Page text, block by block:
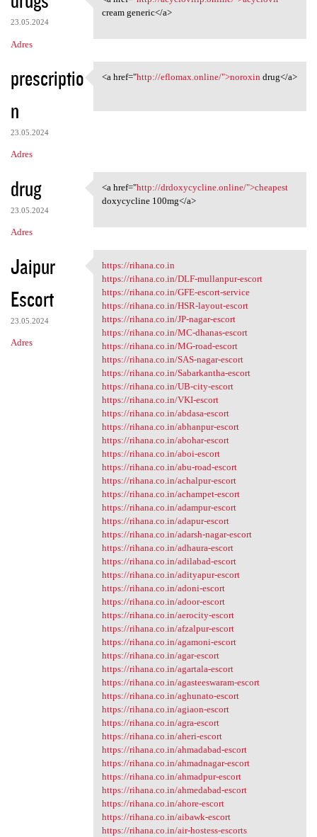
23.05.2024
Adres
<a href="http://acyclovirlp
cream generic</a>
prescriptio
n
23.05.2024
Adres
<a href="http://eflomax
<a href="http://eflomax.online/">noroxin drug</a>
drug
23.05.2024
Adres
<a href="http://drdoxycycline
<a href="http://drdoxycycline.online/">cheapest
doxycycline 100mg</a>
Jaipur
Escort
23.05.2024
Adres
https://rihana.co.in
https://rihana.co.in
https://rihana.co.in/DLF-mullanpur-escort
https://rihana.co.in/GFE-escort-service
https://rihana.co.in/HSR-layout-escort
https://rihana.co.in/JP-nagar-escort
https://rihana.co.in/MC-dhanas-escort
https://rihana.co.in/MG-road-escort
https://rihana.co.in/SAS-nagar-escort
https://rihana.co.in/Sabarkantha-escort
https://rihana.co.in/UB-city-escort
https://rihana.co.in/VKI-escort
https://rihana.co.in/abdasa-escort
https://rihana.co.in/abhanpur-escort
https://rihana.co.in/abohar-escort
https://rihana.co.in/aboi-escort
https://rihana.co.in/abu-road-escort
https://rihana.co.in/achalpur-escort
https://rihana.co.in/achampet-escort
https://rihana.co.in/adampur-escort
https://rihana.co.in/adapur-escort
https://rihana.co.in/adarsh-nagar-escort
https://rihana.co.in/adhaura-escort
https://rihana.co.in/adilabad-escort
https://rihana.co.in/adityapur-escort
https://rihana.co.in/adoni-escort
https://rihana.co.in/adoor-escort
https://rihana.co.in/aerocity-escort
https://rihana.co.in/afzalpur-escort
https://rihana.co.in/agamoni-escort
https://rihana.co.in/agar-escort
https://rihana.co.in/agartala-escort
https://rihana.co.in/agasteeswaram-escort
https://rihana.co.in/aghunato-escort
https://rihana.co.in/agiaon-escort
https://rihana.co.in/agra-escort
https://rihana.co.in/aheri-escort
https://rihana.co.in/ahmadabad-escort
https://rihana.co.in/ahmadnagar-escort
https://rihana.co.in/ahmadpur-escort
https://rihana.co.in/ahmedabad-escort
https://rihana.co.in/ahore-escort
https://rihana.co.in/aibawk-escort
https://rihana.co.in/air-hostess-escorts